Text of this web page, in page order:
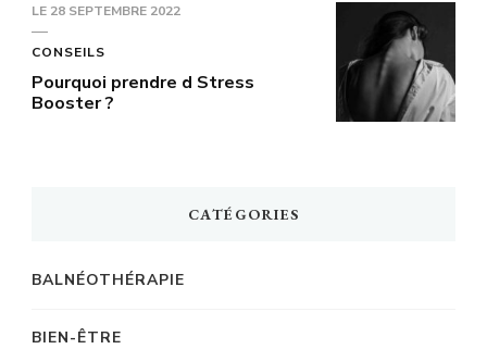
LE 28 SEPTEMBRE 2022
CONSEILS
Pourquoi prendre d Stress
Booster ?
CATÉGORIES
BALNÉOTHÉRAPIE
BIEN-ÊTRE